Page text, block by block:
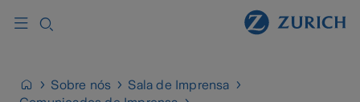
Sobre nós
Sala de Imprensa